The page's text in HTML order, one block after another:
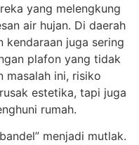
yang melengkung
air hujan. Di daerah
juga sering
plafon yang tidak
masalah ini, risiko
estetika, tapi juga
rumah.
menjadi mutlak.